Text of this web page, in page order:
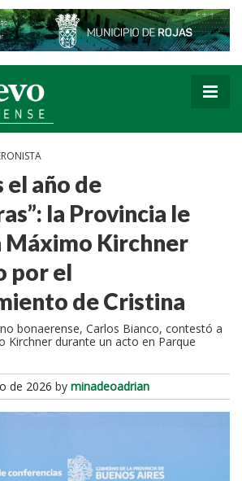
el año de
la Provincia le
Máximo Kirchner
por el
de Cristina
bonaerense, Carlos Bianco, contestó a
Kirchner durante un acto en Parque
de 2026 by minadeoadrian